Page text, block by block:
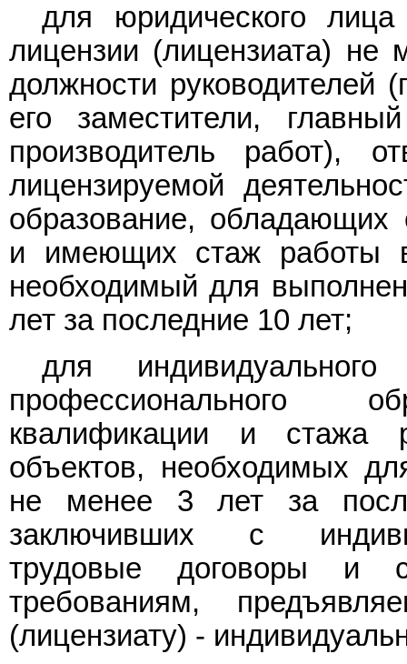
для юридического
лицензии (лицензиата) не
должности руководителей
его заместители,
производитель работ),
лицензируемой
образование, обладающих
и имеющих стаж работы в
необходимый для
лет за последние 10 лет;
для
профессионального
квалификации и стажа
объектов, необходимых
не менее 3 лет за
заключивших с
трудовые договоры и
требованиям,
(лицензиату) -